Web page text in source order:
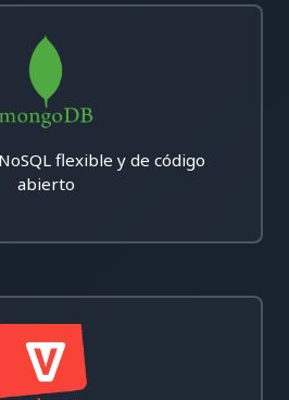
flexible y de código
abierto